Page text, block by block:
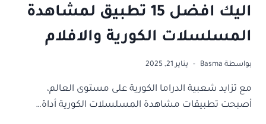
اليك افضل 15 تطبيق لمشاهدة
المسلسلات الكورية والافلام
بواسطة Basma يناير 21, 2025
مع تزايد شعبية الدراما الكورية على مستوى العالم،
أصبحت تطبيقات مشاهدة المسلسلات الكورية أداة…